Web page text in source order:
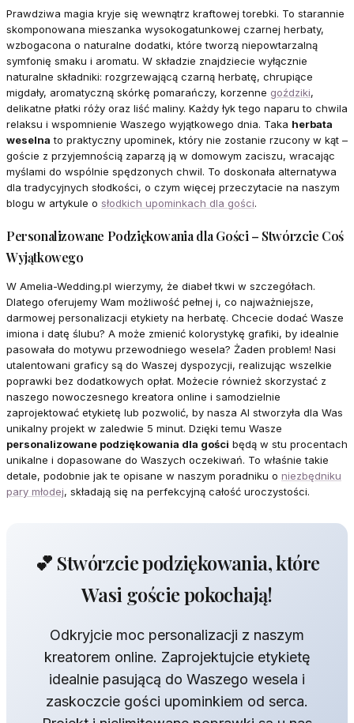
Prawdziwa magia kryje się wewnątrz kraftowej torebki. To starannie
skomponowana mieszanka wysokogatunkowej czarnej herbaty,
wzbogacona o naturalne dodatki, które tworzą niepowtarzalną
symfonię smaku i aromatu. W składzie znajdziecie wyłącznie
naturalne składniki: rozgrzewającą czarną herbatę, chrupiące
migdały, aromatyczną skórkę pomarańczy, korzenne goździki,
delikatne płatki róży oraz liść maliny. Każdy łyk tego naparu to chwila
relaksu i wspomnienie Waszego wyjątkowego dnia. Taka herbata
weselna to praktyczny upominek, który nie zostanie rzucony w kąt –
goście z przyjemnością zaparzą ją w domowym zaciszu, wracając
myślami do wspólnie spędzonych chwil. To doskonała alternatywa
dla tradycyjnych słodkości, o czym więcej przeczytacie na naszym
blogu w artykule o słodkich upominkach dla gości.
Personalizowane Podziękowania dla Gości – Stwórzcie Coś
Wyjątkowego
W Amelia-Wedding.pl wierzymy, że diabeł tkwi w szczegółach.
Dlatego oferujemy Wam możliwość pełnej i, co najważniejsze,
darmowej personalizacji etykiety na herbatę. Chcecie dodać Wasze
imiona i datę ślubu? A może zmienić kolorystykę grafiki, by idealnie
pasowała do motywu przewodniego wesela? Żaden problem! Nasi
utalentowani graficy są do Waszej dyspozycji, realizując wszelkie
poprawki bez dodatkowych opłat. Możecie również skorzystać z
naszego nowoczesnego kreatora online i samodzielnie
zaprojektować etykietę lub pozwolić, by nasza AI stworzyła dla Was
unikalny projekt w zaledwie 5 minut. Dzięki temu Wasze
personalizowane podziękowania dla gości będą w stu procentach
unikalne i dopasowane do Waszych oczekiwań. To właśnie takie
detale, podobnie jak te opisane w naszym poradniku o niezbędniku
pary młodej, składają się na perfekcyjną całość uroczystości.
💕 Stwórzcie podziękowania, które
Wasi goście pokochają!
Odkryjcie moc personalizacji z naszym
kreatorem online. Zaprojektujcie etykietę
idealnie pasującą do Waszego wesela i
zaskoczcie gości upominkiem od serca.